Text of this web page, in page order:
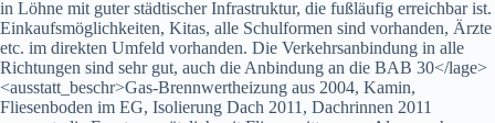
in Löhne mit guter städtischer Infrastruktur, die fußläufig erreichbar ist.
Einkaufsmöglichkeiten, Kitas, alle Schulformen sind vorhanden, Ärzte
etc. im direkten Umfeld vorhanden. Die Verkehrsanbindung in alle
Richtungen sind sehr gut, auch die Anbindung an die BAB 30</lage>
<ausstatt_beschr>Gas-Brennwertheizung aus 2004, Kamin,
Fliesenboden im EG, Isolierung Dach 2011, Dachrinnen 2011